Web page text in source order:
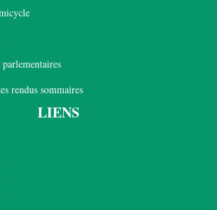
parlementaires
rendus sommaires
LIENS